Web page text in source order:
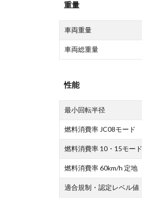
重量
車両重量
車両総重量
性能
最小回転半径
燃料消費率 JC08モード
燃料消費率 10・15モード
燃料消費率 60km/h 定地
適合規制・認定レベル値